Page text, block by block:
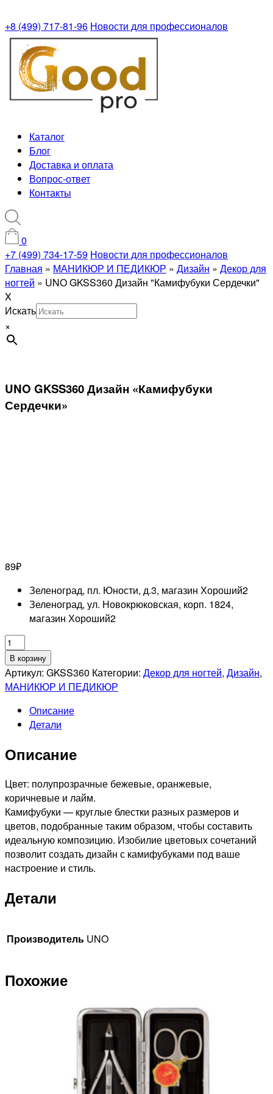
+8 (499) 717-81-96 Новости для профессионалов
Каталог
Блог
Доставка и оплата
Вопрос-ответ
Контакты
0
+7 (499) 734-17-59 Новости для профессионалов
Главная » МАНИКЮР И ПЕДИКЮР » Дизайн » Декор для
ногтей » UNO GKSS360 Дизайн "Камифубуки Сердечки"
X
Искать
×
UNO GKSS360 Дизайн «Камифубуки
Сердечки»
89₽
Зеленоград, пл. Юности, д.3, магазин Хороший2
Зеленоград, ул. Новокрюковская, корп. 1824,
магазин Хороший2
Количество
товара
UNO
GKSS360
"Камифубуки
Сердечки"
В корзину
Артикул: GKSS360 Категории: Декор для ногтей, Дизайн,
МАНИКЮР И ПЕДИКЮР
Описание
Детали
Описание
Цвет: полупрозрачные бежевые, оранжевые,
коричневые и лайм.
Камифубуки — круглые блестки разных размеров и
цветов, подобранные таким образом, чтобы составить
идеальную композицию. Изобилие цветовых сочетаний
позволит создать дизайн с камифубуками под ваше
настроение и стиль.
Детали
Производитель UNO
Похожие